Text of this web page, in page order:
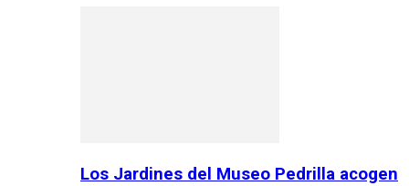
Los Jardines del Museo Pedrilla acogen